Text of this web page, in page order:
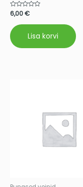
Hinnanguga
5
6,00€
Lisa korvi